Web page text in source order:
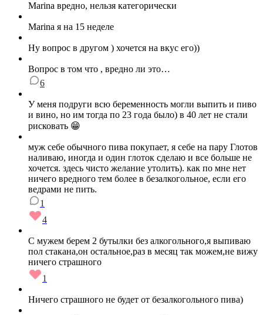
Marina вредно, нельзя категорически
Marina я на 15 неделе
Ну вопрос в другом ) хочется на вкус его))
Вопрос в том что , вредно ли это…
6
У меня подруги всю беременность могли выпить и пиво
и вино, но им тогда по 23 года было) в 40 лет не стали
рисковать 😁
муж себе обычного пива покупает, я себе на пару Глотов
наливаю, иногда и один глоток сделаю и все больше не
хочется. здесь чисто желание утолить). как по мне нет
ничего вредного тем более в безалкогольное, если его
ведрами не пить.
1
4
С мужем берем 2 бутылки без алкогольного,я выпиваю
пол стакана,он остальное,раз в месяц так можем,не вижу
ничего страшного
1
Ничего страшного не будет от безалкогольного пива)